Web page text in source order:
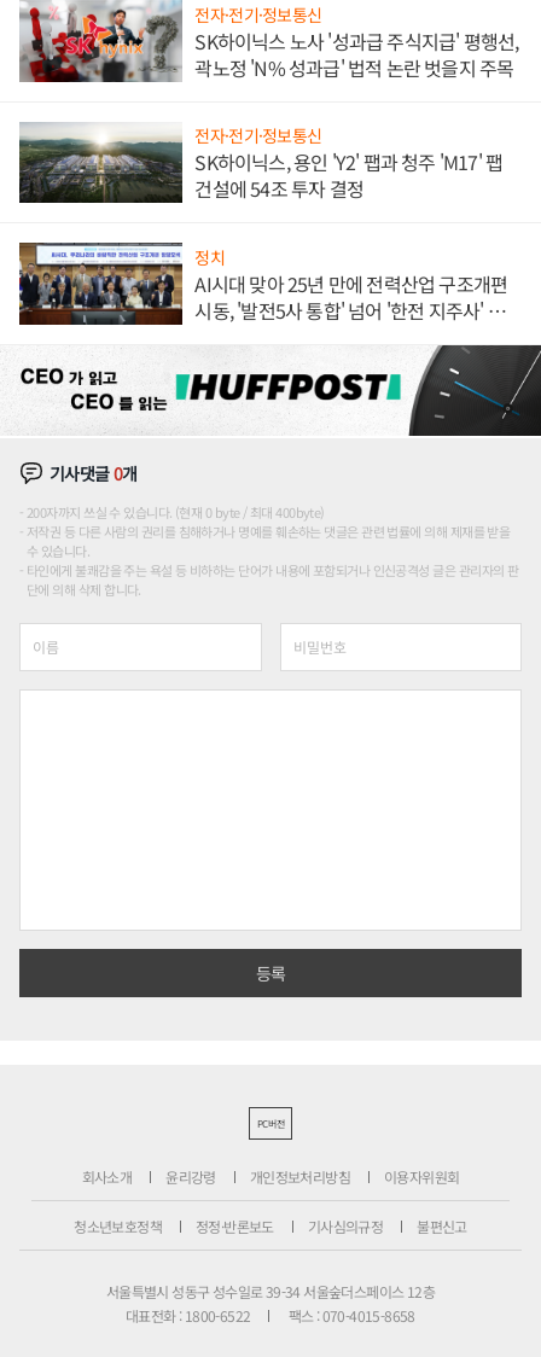
전자·전기·정보통신
SK하이닉스 노사 '성과급 주식지급' 평행선,
곽노정 'N% 성과급' 법적 논란 벗을지 주목
전자·전기·정보통신
SK하이닉스, 용인 'Y2' 팹과 청주 'M17' 팹
건설에 54조 투자 결정
정치
AI시대 맞아 25년 만에 전력산업 구조개편
시동, '발전5사 통합' 넘어 '한전 지주사' 재편
기사댓글0개
200자까지 쓰실 수 있습니다. (현재 0 byte / 최대 400byte)
저작권 등 다른 사람의 권리를 침해하거나 명예를 훼손하는 댓글은 관련 법률에 의해 제재를 받을
수 있습니다.
타인에게 불쾌감을 주는 욕설 등 비하하는 단어가 내용에 포함되거나 인신공격성 글은 관리자의 판
단에 의해 삭제 합니다.
PC버전
회사소개 윤리강령 개인정보처리방침 이용자위원회
청소년보호정책 정정·반론보도 기사심의규정 불편신고
서울특별시 성동구 성수일로 39-34 서울숲더스페이스 12층
대표전화 : 1800-6522
팩스 : 070-4015-8658